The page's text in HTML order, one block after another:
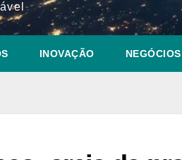
INOVAÇÃO NEGÓCIOS